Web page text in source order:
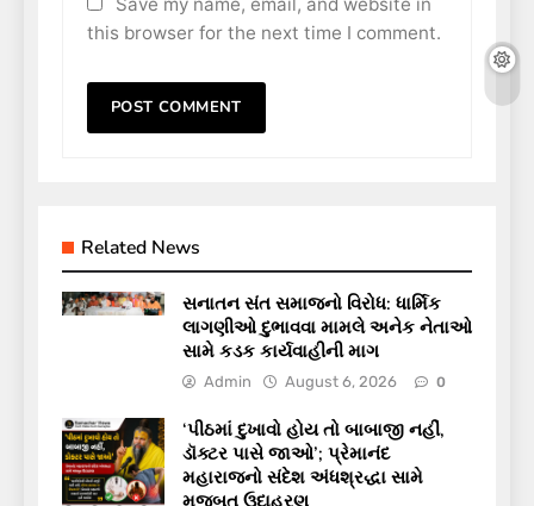
this browser for the next time I comment.
Related News
સનાતન સંત સમાજનો વિરોધ: ધાર્મિક
લાગણીઓ દુભાવવા મામલે અનેક નેતાઓ
સામે કડક કાર્યવાહીની માગ
Admin August 6, 2026 0
‘પીઠમાં દુખાવો હોય તો બાબાજી નહીં,
ડૉક્ટર પાસે જાઓ’; પ્રેમાનંદ
મહારાજનો સંદેશ અંધશ્રદ્ધા સામે
મજબૂત ઉદાહરણ